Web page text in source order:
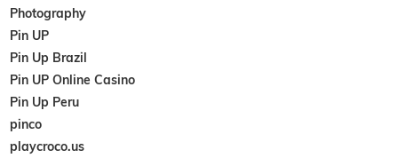
Photography
Pin UP
Pin Up Brazil
Pin UP Online Casino
Pin Up Peru
pinco
playcroco.us